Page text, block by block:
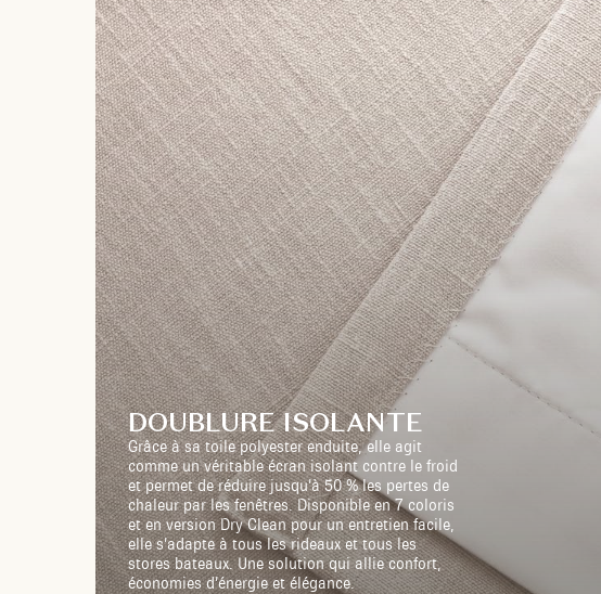
DOUBLURE ISOLANTE
Grâce à sa toile polyester enduite, elle agit
comme un véritable écran isolant contre le froid
et permet de réduire jusqu’à 50 % les pertes de
chaleur par les fenêtres. Disponible en 7 coloris
et en version Dry Clean pour un entretien facile,
elle s’adapte à tous les rideaux et tous les
stores bateaux. Une solution qui allie confort,
économies d’énergie et élégance.